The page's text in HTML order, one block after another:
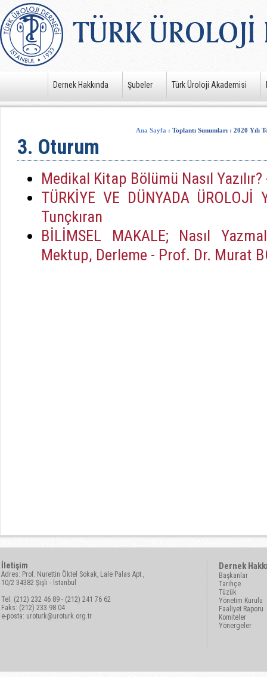
Dernek Hakkında Şubeler Türk Üroloji Akademisi
Ana Sayfa : Toplantı Sunumları : 2020 Yılı
3. Oturum
Medikal Kitap Bölümü Nasıl
TÜRKİYE VE DÜNYADA
Tunçkıran
BİLİMSEL MAKALE; Nasıl
Mektup, Derleme - Prof. Dr. Murat
İletişim
Adres: Prof. Nurettin Öktel Sokak, Lale Palas Apt.,
10/2 34382 Şişli - İstanbul
Tel: (212) 232 46 89 - (212) 241 76 62
Faks: (212) 233 98 04
e-posta: uroturk@uroturk.org.tr
Dernek
Başkanlar
Tarihçe
Tüzük
Yönetim Kurulu
Faaliyet Raporu
Komiteler
Yönergeler